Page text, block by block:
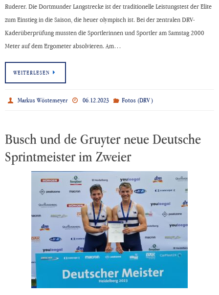
Ruderer. Die Dortmunder Langstrecke ist der traditionelle Leistungstest der Elite
zum Einstieg in die Saison, die heuer olympisch ist. Bei der zentralen DRV-
Kaderüberprüfung mussten die Sportlerinnen und Sportler am Samstag 2000
Meter auf dem Ergometer absolvieren. Am…
WEITERLESEN
Markus Wöstemeyer 06.12.2023 Fotos (DRV)
Busch und de Gruyter neue Deutsche
Sprintmeister im Zweier